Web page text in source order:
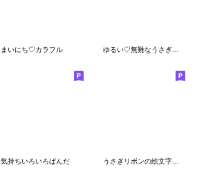
まいにち♡カラフル ゆるい♡無難なうさぎさんの絵文字
気持ちいろいろぱんだ うさぎリボンの絵文字★ガーリーセット